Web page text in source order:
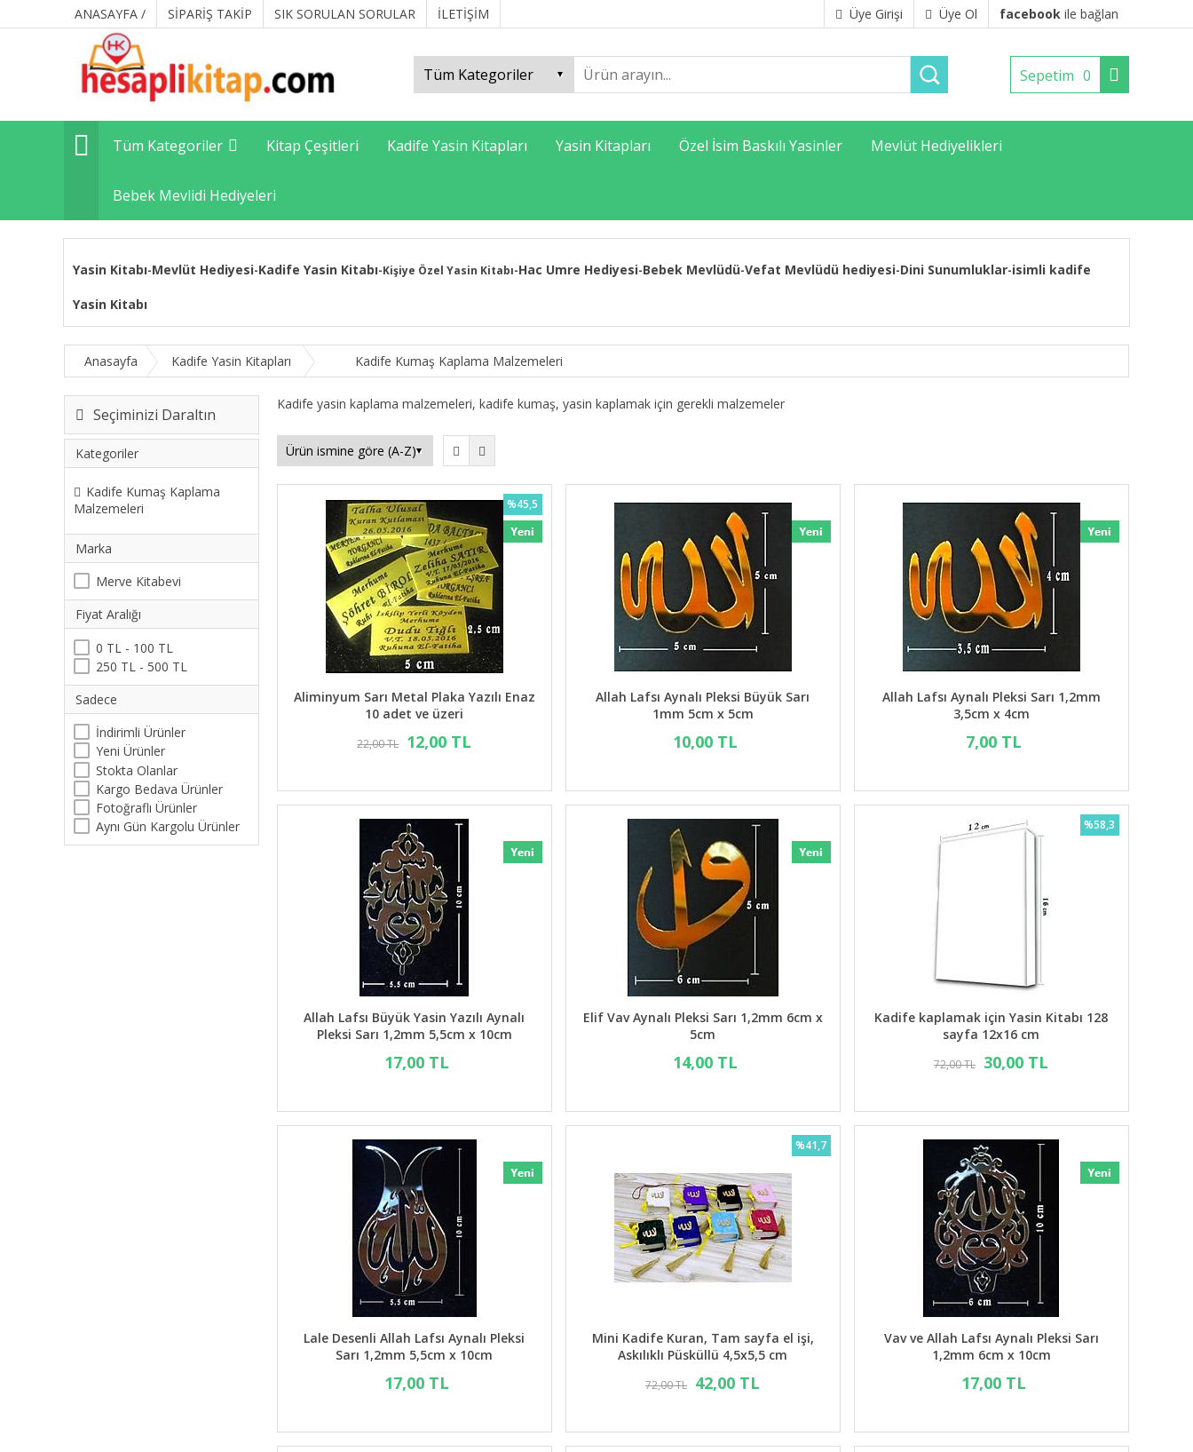
ANASAYFA / SİPARİŞ TAKİP SIK SORULAN SORULAR İLETİŞİM Üye Girişi Üye Ol facebook ile bağlan
Sepetim 0
Tüm Kategoriler Kitap Çeşitleri Kadife Yasin Kitapları Yasin Kitapları Özel İsim Baskılı Yasinler Mevlüt Hediyelikleri
Bebek Mevlidi Hediyeleri
Yasin Kitabı-Mevlüt Hediyesi-Kadife Yasin Kitabı-Kişiye Özel Yasin Kitabı-Hac Umre Hediyesi-Bebek Mevlüdü-Vefat Mevlüdü hediyesi-Dini Sunumluklar-isimli kadife
Yasin Kitabı
Anasayfa Kadife Yasin Kitapları Kadife Kumaş Kaplama Malzemeleri
Seçiminizi Daraltın
Kategoriler
Kadife Kumaş Kaplama
Malzemeleri
Marka
Merve Kitabevi
Fiyat Aralığı
0 TL - 100 TL
250 TL - 500 TL
Sadece
İndirimli Ürünler
Yeni Ürünler
Stokta Olanlar
Kargo Bedava Ürünler
Fotoğraflı Ürünler
Aynı Gün Kargolu Ürünler
Kadife yasin kaplama malzemeleri, kadife kumaş, yasin kaplamak için gerekli malzemeler
Aliminyum Sarı Metal Plaka Yazılı Enaz
10 adet ve üzeri
22,00 TL 12,00 TL
%45,5
Allah Lafsı Aynalı Pleksi Büyük Sarı
1mm 5cm x 5cm
10,00 TL
Allah Lafsı Aynalı Pleksi Sarı 1,2mm
3,5cm x 4cm
7,00 TL
Allah Lafsı Büyük Yasin Yazılı Aynalı
Pleksi Sarı 1,2mm 5,5cm x 10cm
17,00 TL
Elif Vav Aynalı Pleksi Sarı 1,2mm 6cm x
5cm
14,00 TL
Kadife kaplamak için Yasin Kitabı 128
sayfa 12x16 cm
72,00 TL 30,00 TL
%58,3
Lale Desenli Allah Lafsı Aynalı Pleksi
Sarı 1,2mm 5,5cm x 10cm
17,00 TL
Mini Kadife Kuran, Tam sayfa el işi,
Askılıklı Püsküllü 4,5x5,5 cm
72,00 TL 42,00 TL
%41,7
Vav ve Allah Lafsı Aynalı Pleksi Sarı
1,2mm 6cm x 10cm
17,00 TL